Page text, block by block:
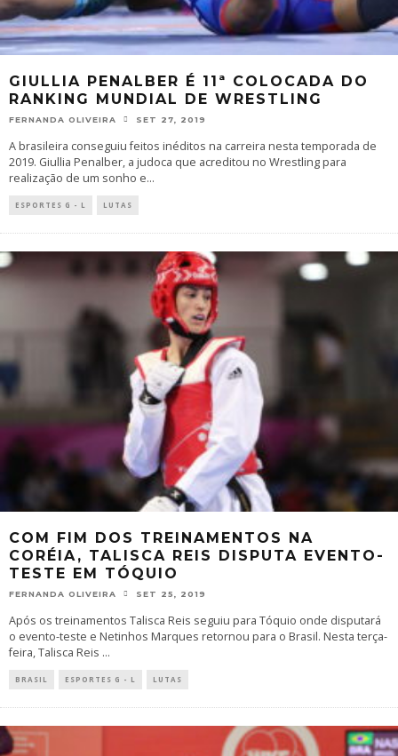
GIULLIA PENALBER É 11ª COLOCADA DO
RANKING MUNDIAL DE WRESTLING
FERNANDA OLIVEIRA SET 27, 2019
A brasileira conseguiu feitos inéditos na carreira nesta temporada de
2019. Giullia Penalber, a judoca que acreditou no Wrestling para
realização de um sonho e...
ESPORTES G - L LUTAS
COM FIM DOS TREINAMENTOS NA
CORÉIA, TALISCA REIS DISPUTA EVENTO-
TESTE EM TÓQUIO
FERNANDA OLIVEIRA SET 25, 2019
Após os treinamentos Talisca Reis seguiu para Tóquio onde disputará
o evento-teste e Netinhos Marques retornou para o Brasil. Nesta terça-
feira, Talisca Reis ...
BRASIL ESPORTES G - L LUTAS